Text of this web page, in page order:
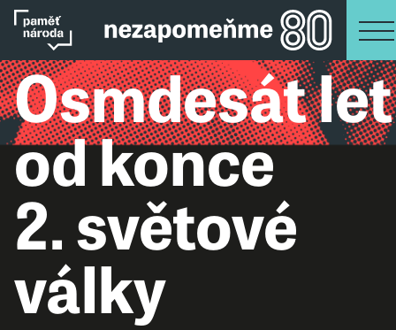
Osmdesát let
od konce
2. světové
války